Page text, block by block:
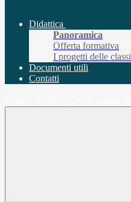
Didattica
Panoramica
Offerta formativa
I progetti delle classi
Documenti utili
Contatti